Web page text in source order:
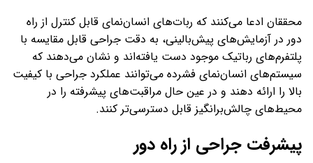
محققان ادعا می‌کنند که ربات‌های انسان‌نمای قابل کنترل از راه
دور در آزمایش‌های پیش‌بالینی، به دقت جراحی قابل مقایسه با
پلتفرم‌های رباتیک موجود دست یافته‌اند و نشان می‌دهند که
سیستم‌های انسان‌نمای فشرده می‌توانند عملکرد جراحی با کیفیت
بالا را ارائه دهند و در عین حال مراقبت‌های پیشرفته را در
محیط‌های چالش‌برانگیز قابل دسترسی‌تر کنند.
پیشرفت جراحی از راه دور